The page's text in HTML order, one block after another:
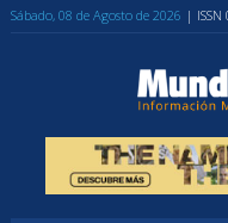
Sábado, 08 de Agosto de 2026 | ISSN